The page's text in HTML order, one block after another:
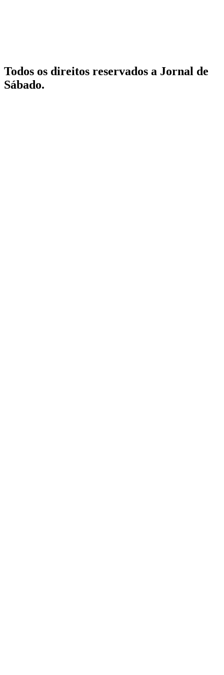
Todos os direitos reservados a Jornal de
Sábado.